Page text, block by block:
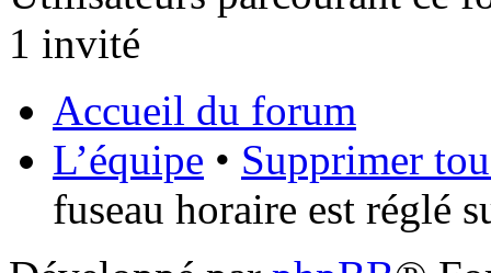
1 invité
Accueil du forum
L’équipe • Supprimer
fuseau horaire est réglé